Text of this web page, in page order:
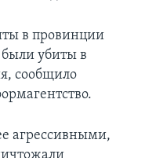
в провинции
убиты в
сообщило
агрессивными,